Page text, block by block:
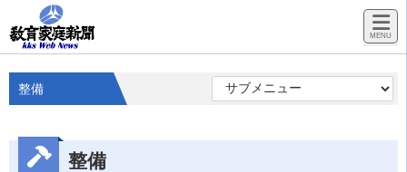
整備
整備